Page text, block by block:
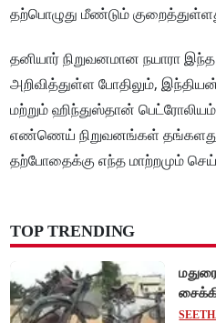
தற்பொழுது மீண்டும்
தனியார் நிறுவனமான நயாரா
அறிவித்துள்ள போதிலும்,
மற்றும் ஹிந்துஸ்தான்
எண்ணெய் நிறுவனங்கள் தங்களது
தற்போதைக்கு எந்த மாற்றமும்
TOP TRENDING